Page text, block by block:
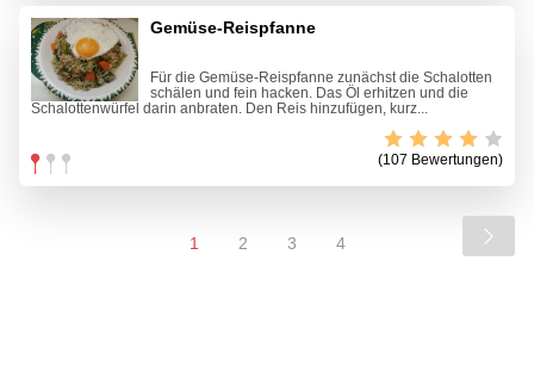
Gemüse-Reispfanne
Für die Gemüse-Reispfanne zunächst die Schalotten
schälen und fein hacken. Das Öl erhitzen und die
Schalottenwürfel darin anbraten. Den Reis hinzufügen, kurz...
(107 Bewertungen)
1 2 3 4